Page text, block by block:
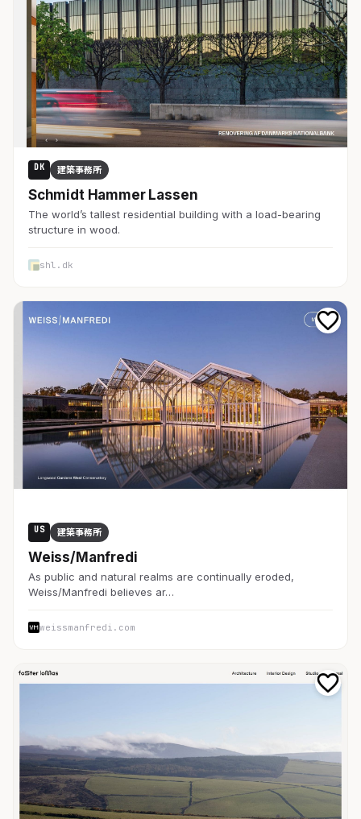
DK 建築事務所
Schmidt Hammer Lassen
The world’s tallest residential building with a load-bearing
structure in wood.
shl.dk
US 建築事務所
Weiss/Manfredi
As public and natural realms are continually eroded,
Weiss/Manfredi believes ar…
weissmanfredi.com